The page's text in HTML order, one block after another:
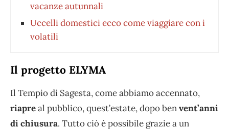
vacanze autunnali
Uccelli domestici ecco come viaggiare con i
volatili
Il progetto ELYMA
Il Tempio di Sagesta, come abbiamo accennato,
riapreal pubblico, quest’estate, dopo benvent’anni
di chiusura. Tutto ciò è possibile grazie a un